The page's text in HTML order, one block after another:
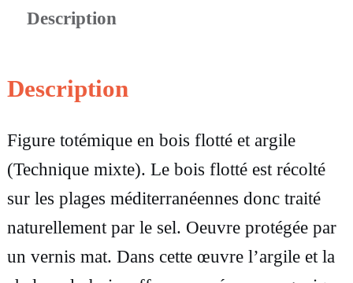
t
d
e
S
c
u
Description
Description
Figure totémique en bois flotté et argile
(Technique mixte). Le bois flotté est récolté
sur les plages méditerranéennes donc traité
naturellement par le sel. Oeuvre protégée par
un vernis mat. Dans cette œuvre l’argile et la